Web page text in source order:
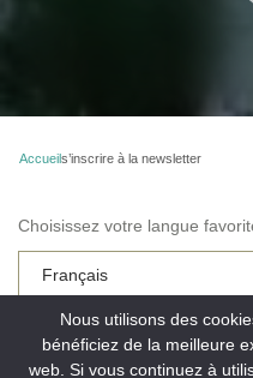
Accueils’inscrire à la newsletter
Choisissez votre langue
Choisissez votre newsletters* :
Votre mail* :
Nous utilisons des
bénéficiez de la meilleure
web. Si vous continuez à